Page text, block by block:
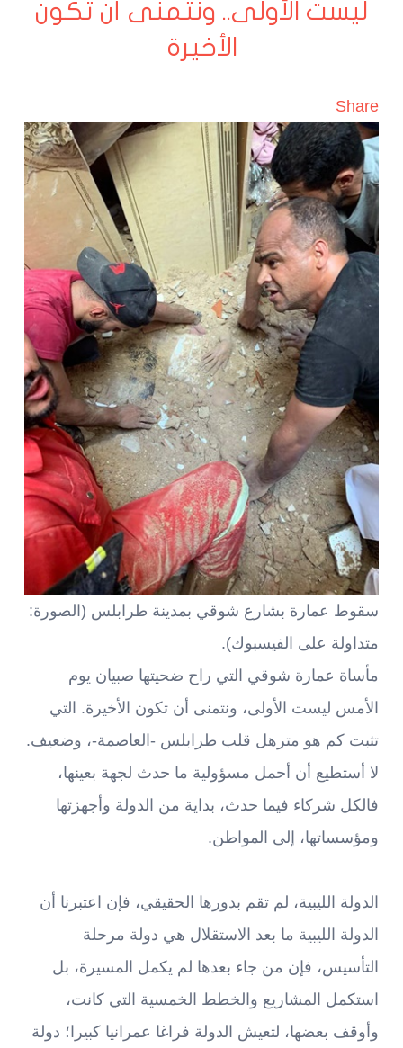
ليست الأولى.. ونتمنى أن تكون
الأخيرة
Share
سقوط عمارة بشارع شوقي بمدينة طرابلس (الصورة:
متداولة على الفيسبوك).
مأساة عمارة شوقي التي راح ضحيتها صبيان يوم
الأمس ليست الأولى، ونتمنى أن تكون الأخيرة. التي
تثبت كم هو مترهل قلب طرابلس -العاصمة-، وضعيف.
لا أستطيع أن أحمل مسؤولية ما حدث لجهة بعينها،
فالكل شركاء فيما حدث، بداية من الدولة وأجهزتها
ومؤسساتها، إلى المواطن.
الدولة الليبية، لم تقم بدورها الحقيقي، فإن اعتبرنا أن
الدولة الليبية ما بعد الاستقلال هي دولة مرحلة
التأسيس، فإن من جاء بعدها لم يكمل المسيرة، بل
استكمل المشاريع والخطط الخمسية التي كانت،
وأوقف بعضها، لتعيش الدولة فراغا عمرانيا كبيرا؛ دولة